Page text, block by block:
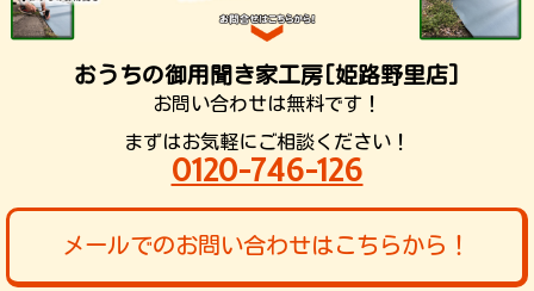
おうちの御用聞き家工房[姫路野里店]
お問い合わせは無料です！
まずはお気軽にご相談ください！
0120-746-126
メールでのお問い合わせはこちらから！